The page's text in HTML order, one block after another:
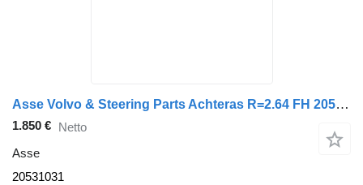
Asse Volvo & Steering Parts Achteras R=2.64 FH 20531031 per camion
1.850 € Netto
Asse
20531031